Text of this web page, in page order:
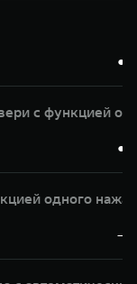
●
с функцией
●
одного
—